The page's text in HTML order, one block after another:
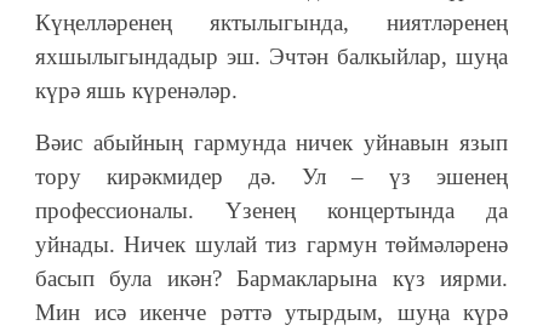
Күңелләренең яктылыгында, ниятләренең
яхшылыгындадыр эш. Эчтән балкыйлар, шуңа
күрә яшь күренәләр.
Вәис абыйның гармунда ничек уйнавын язып
тору кирәкмидер дә. Ул – үз эшенең
профессионалы. Үзенең концертында да
уйнады. Ничек шулай тиз гармун төймәләренә
басып була икән? Бармакларына күз иярми.
Мин исә икенче рәттә утырдым, шуңа күрә